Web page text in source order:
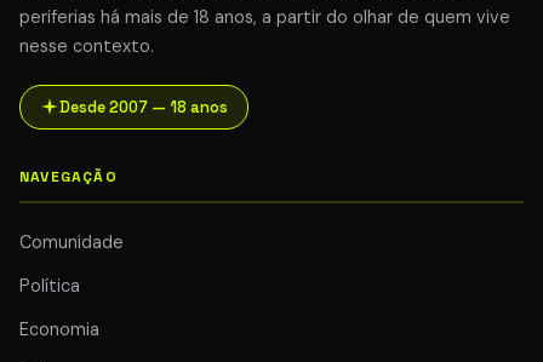
periferias há mais de 18 anos, a partir do olhar de quem vive
nesse contexto.
Desde 2007 — 18 anos
NAVEGAÇÃO
Comunidade
Política
Economia